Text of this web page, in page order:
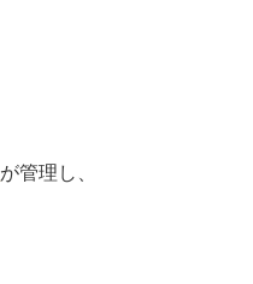
が管理し、